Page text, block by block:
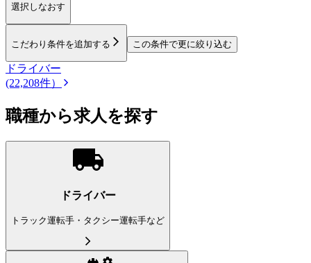
選択しなおす
こだわり条件を追加する この条件で更に絞り込む
ドライバー
(22,208件）
職種から求人を探す
ドライバー
トラック運転手・タクシー運転手など